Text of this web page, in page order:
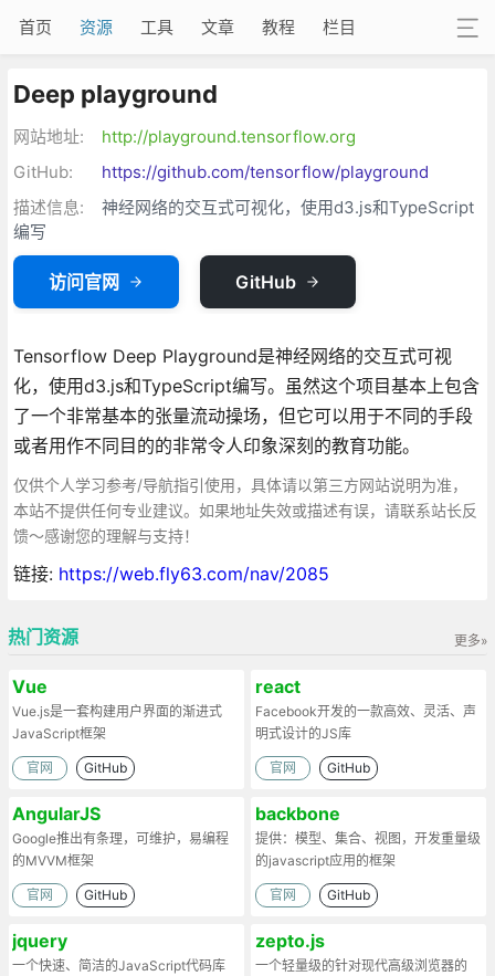
首页 资源 工具 文章 教程 栏目
Deep playground
网站地址:
http://playground.tensorflow.org
GitHub:
https://github.com/tensorflow/playground
描述信息:
神经网络的交互式可视化，使用d3.js和TypeScript
编写
访问官网 GitHub
Tensorflow Deep Playground是神经网络的交互式可视
化，使用d3.js和TypeScript编写。虽然这个项目基本上包含
了一个非常基本的张量流动操场，但它可以用于不同的手段
或者用作不同目的的非常令人印象深刻的教育功能。
仅供个人学习参考/导航指引使用，具体请以第三方网站说明为准，
本站不提供任何专业建议。如果地址失效或描述有误，请联系站长反
馈～感谢您的理解与支持！
链接: https://web.fly63.com/nav/2085
更多»
热门资源
Vue
Vue.js是一套构建用户界面的渐进式
JavaScript框架
官网 GitHub
react
Facebook开发的一款高效、灵活、声
明式设计的JS库
官网 GitHub
AngularJS
Google推出有条理，可维护，易编程
的MVVM框架
官网 GitHub
backbone
提供：模型、集合、视图，开发重量级
的javascript应用的框架
官网 GitHub
jquery
一个快速、简洁的JavaScript代码库
zepto.js
一个轻量级的针对现代高级浏览器的